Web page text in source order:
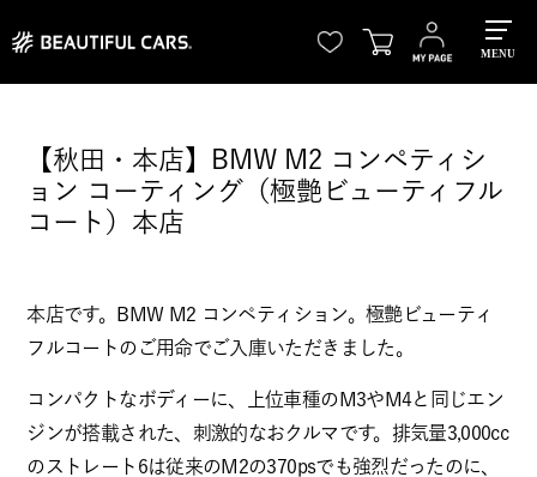
MENU
【秋田・本店】BMW M2 コンペティシ
ョン コーティング（極艶ビューティフル
コート）本店
本店です。BMW M2 コンペティション。極艶ビューティ
フルコートのご用命でご入庫いただきました。
コンパクトなボディーに、上位車種のM3やM4と同じエン
ジンが搭載された、刺激的なおクルマです。排気量3,000cc
のストレート6は従来のM2の370psでも強烈だったのに、